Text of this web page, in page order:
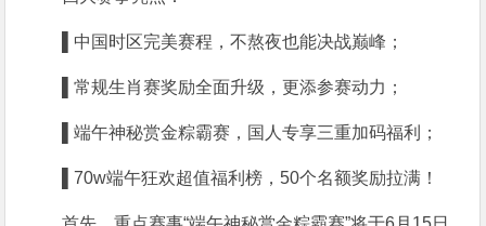
▌中国时区完美赛程，不熬夜也能决战巅峰；
▌常规生肖赛奖励全面升级，更添参赛动力；
▌端午神秘赏金粽霸赛，国人专享三重加码福利；
▌70w端午狂欢超值福利榜，50个名额奖励拉满！